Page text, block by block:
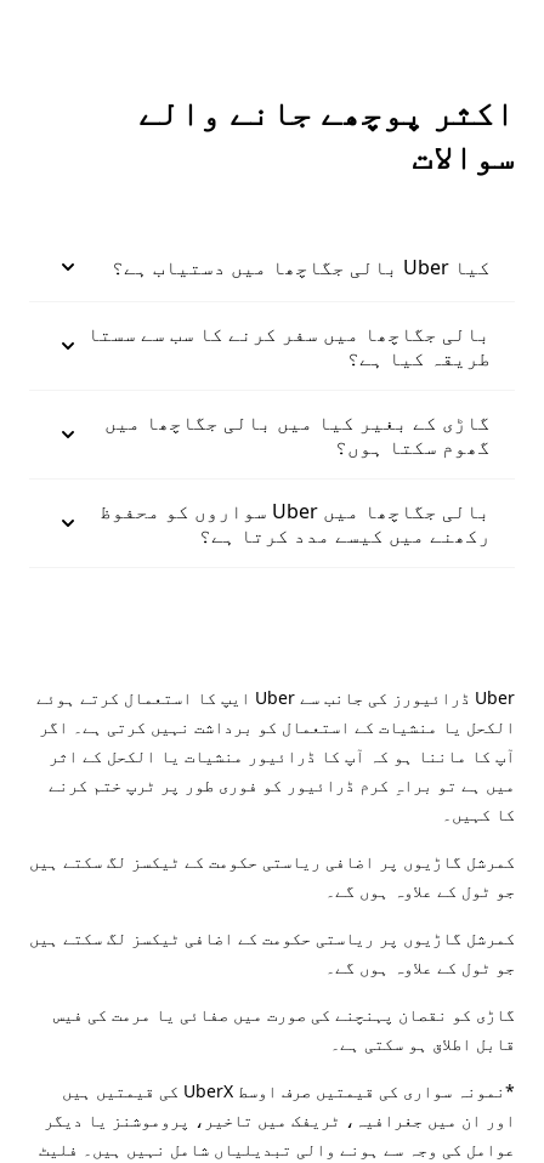
اکثر پوچھے جانے والے
سوالات
کیا Uber بالی جگاچھا میں دستیاب ہے؟
بالی جگاچھا میں سفر کرنے کا سب سے سستا
طریقہ کیا ہے؟
گاڑی کے بغیر کیا میں بالی جگاچھا میں
گھوم سکتا ہوں؟
بالی جگاچھا میں Uber سواروں کو محفوظ
رکھنے میں کیسے مدد کرتا ہے؟
Uber ڈرائیورز کی جانب سے Uber ایپ کا استعمال کرتے ہوئے
الکحل یا منشیات کے استعمال کو برداشت نہیں کرتی ہے۔ اگر
آپ کا ماننا ہو کہ آپ کا ڈرائیور منشیات یا الکحل کے اثر
میں ہے تو براہِ کرم ڈرائیور کو فوری طور پر ٹرپ ختم کرنے
کا کہیں۔
کمرشل گاڑیوں پر اضافی ریاستی حکومت کے ٹیکسز لگ سکتے ہیں
جو ٹول کے علاوہ ہوں گے۔
کمرشل گاڑیوں پر ریاستی حکومت کے اضافی ٹیکسز لگ سکتے ہیں
جو ٹول کے علاوہ ہوں گے۔
گاڑی کو نقصان پہنچنے کی صورت میں صفائی یا مرمت کی فیس
قابل اطلاق ہو سکتی ہے۔
*نمونہ سواری کی قیمتیں صرف اوسط UberX کی قیمتیں ہیں
اور ان میں جغرافیہ، ٹریفک میں تاخیر، پروموشنز یا دیگر
عوامل کی وجہ سے ہونے والی تبدیلیاں شامل نہیں ہیں۔ فلیٹ